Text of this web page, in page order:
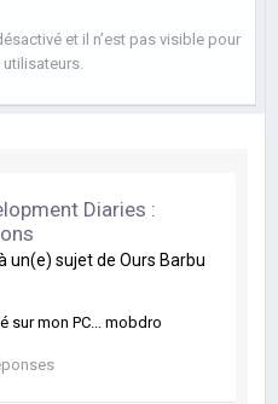
et il n’est pas visible pour
utilisateurs.
Diaries :
un(e) sujet de Ours Barbu
sur mon PC... mobdro